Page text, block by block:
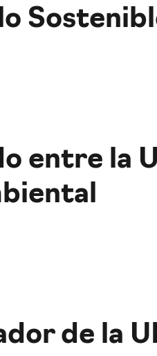
entre la
de la